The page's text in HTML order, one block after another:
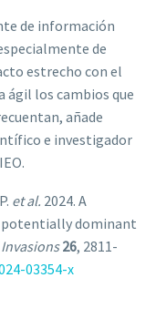
de información
de
estrecho con el
ágil los cambios que
añade
e investigador
et al. 2024. A
dominant
26, 2811-
03354-x